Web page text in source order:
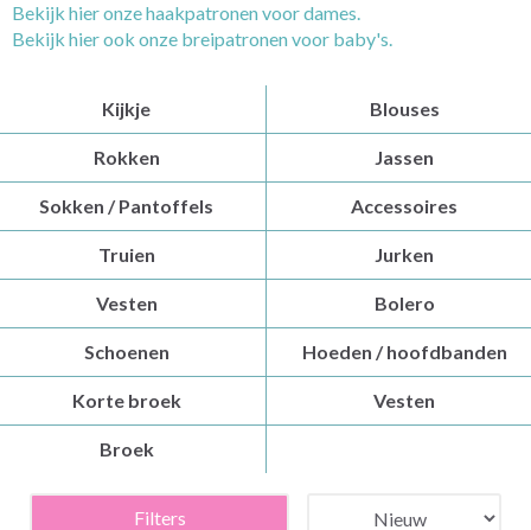
Bekijk hier onze haakpatronen voor dames.
Bekijk hier ook onze breipatronen voor baby's.
Kijkje Blouses
Rokken Jassen
Sokken / Pantoffels Accessoires
Truien Jurken
Vesten Bolero
Schoenen Hoeden / hoofdbanden
Korte broek Vesten
Broek
Filters